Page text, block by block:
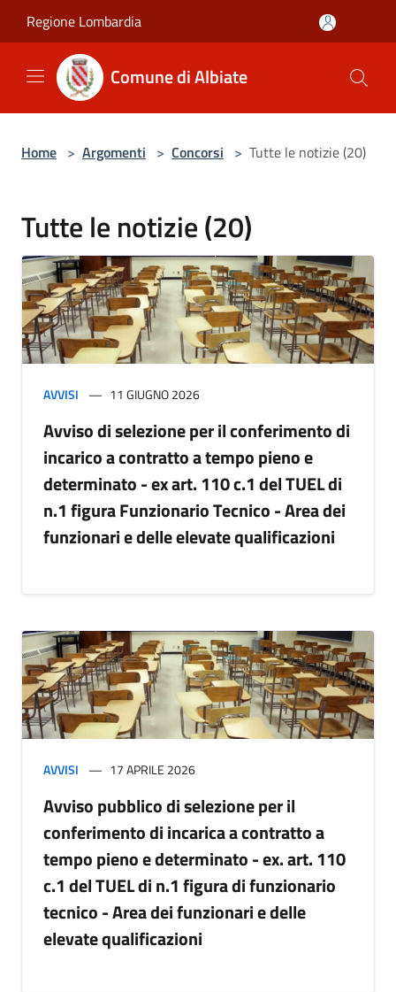
Regione Lombardia
Comune di Albiate
Home > Argomenti > Concorsi > Tutte le notizie (20)
Tutte le notizie (20)
AVVISI 11 GIUGNO 2026
Avviso di selezione per il conferimento di
incarico a contratto a tempo pieno e
determinato - ex art. 110 c.1 del TUEL di
n.1 figura Funzionario Tecnico - Area dei
funzionari e delle elevate qualificazioni
AVVISI 17 APRILE 2026
Avviso pubblico di selezione per il
conferimento di incarica a contratto a
tempo pieno e determinato - ex. art. 110
c.1 del TUEL di n.1 figura di funzionario
tecnico - Area dei funzionari e delle
elevate qualificazioni